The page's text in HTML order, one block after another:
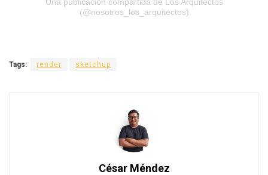
(@nosotros_los_arquitectos)
Tags: render sketchup
César Méndez